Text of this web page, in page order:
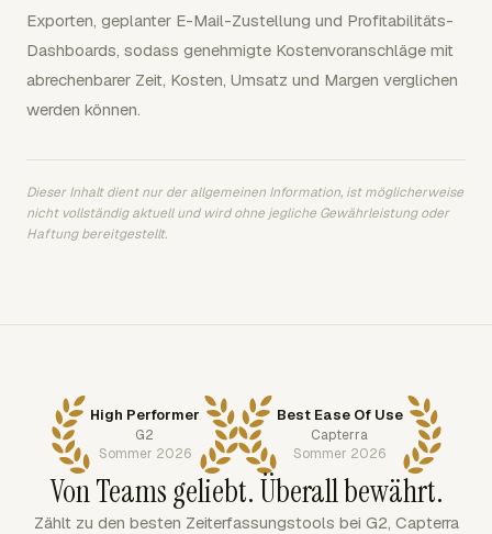
Exporten, geplanter E-Mail-Zustellung und Profitabilitäts-
Dashboards, sodass genehmigte Kostenvoranschläge mit
abrechenbarer Zeit, Kosten, Umsatz und Margen verglichen
werden können.
Dieser Inhalt dient nur der allgemeinen Information, ist möglicherweise
nicht vollständig aktuell und wird ohne jegliche Gewährleistung oder
Haftung bereitgestellt.
High Performer
G2
Sommer 2026
Best Ease Of Use
Capterra
Sommer 2026
Von Teams geliebt. Überall bewährt.
Zählt zu den besten Zeiterfassungstools bei G2, Capterra